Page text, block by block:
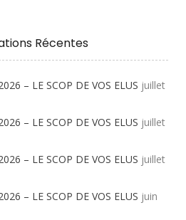
Récentes
– LE SCOP DE VOS ELUS juillet
– LE SCOP DE VOS ELUS juillet
– LE SCOP DE VOS ELUS juillet
– LE SCOP DE VOS ELUS juin